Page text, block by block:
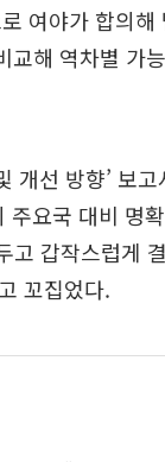
여야가 합의
교해 역차별 가
개선 방향’ 보
요국 대비 명
고 갑작스럽게
꼬집었다.